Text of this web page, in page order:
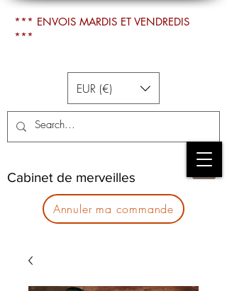
Cabinet de merveilles
*** ENVOIS MARDIS ET VENDREDIS
***
EUR (€)
Annuler ma commande